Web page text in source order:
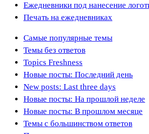
Ежедневники под нанесение
Печать на ежедневниках
Самые популярные темы
Темы без ответов
Topics Freshness
Новые посты: Последний день
New posts: Last three days
Новые посты: На прошлой неделе
Новые посты: В прошлом месяце
Темы с большинством ответов